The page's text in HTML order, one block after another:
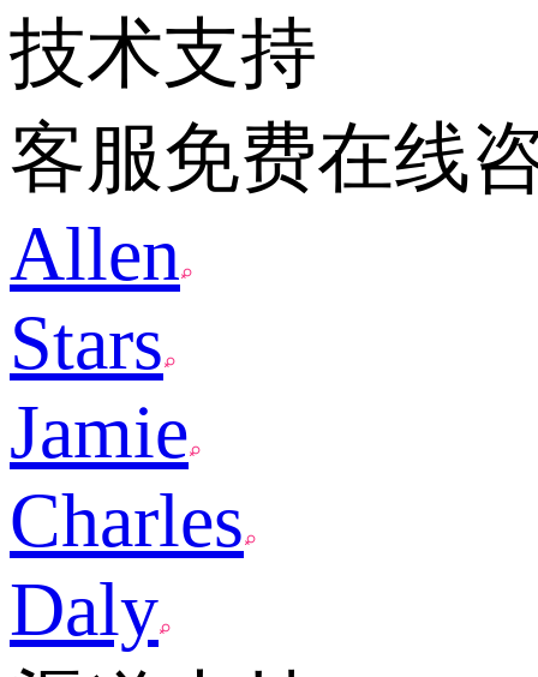
技术支持
客服免费在线
Allen
Stars
Jamie
Charles
Daly